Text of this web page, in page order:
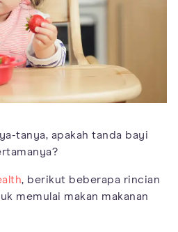
tanya, apakah tanda bayi
, berikut beberapa rincian
memulai makan makanan